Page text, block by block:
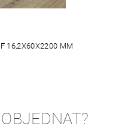
16,2X60X2200 MM